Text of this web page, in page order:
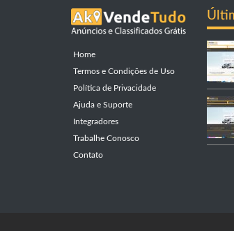
Home
Termos e Condições de Uso
Política de Privacidade
Ajuda e Suporte
Integradores
Trabalhe Conosco
Contato